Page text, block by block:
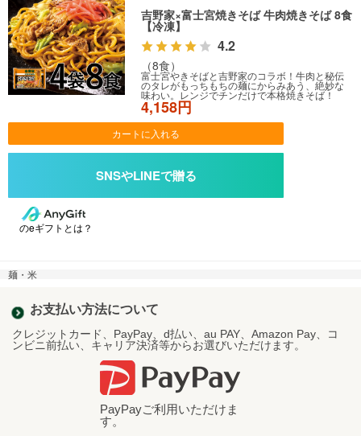
吉野家×富士宮焼きそば 牛肉焼きそば 8食
【冷凍】
4.2
（8食）
富士宮やきそばと吉野家のコラボ！牛肉と秘伝
のタレがもっちもちの麺にからみあう、絶妙な
味わい。レンジでチンだけで本格焼きそば！
4,158円
カートに入れる
のeギフトとは？
麺・米
お支払い方法について
クレジットカード、PayPay、d払い、au PAY、Amazon Pay、コ
ンビニ前払い、キャリア決済等からお選びいただけます。
PayPayご利用いただけま
す。